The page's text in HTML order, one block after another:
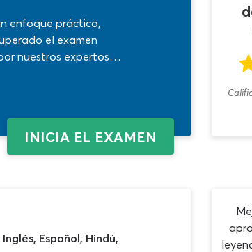
enfoque práctico,
el examen
nuestros expertos
en poco tiempo.
INICIA EL EXAMEN
Inglés, Español, Hindú,